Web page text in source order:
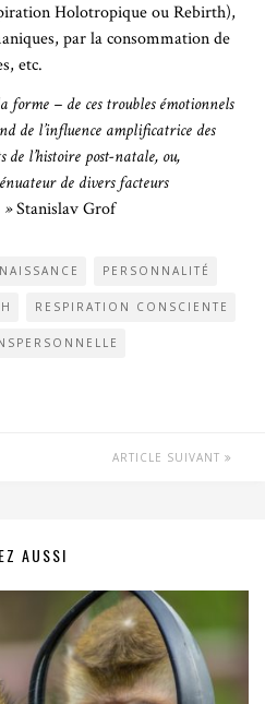
Holotropique ou Rebirth),
par la consommation de
etc.
– de ces troubles émotionnels
de l’influence amplificatrice des
de l’histoire post-natale, ou,
de divers facteurs
»Stanislav Grof
NAISSANCE PERSONNALITÉ
RESPIRATION CONSCIENTE
ARTICLE SUIVANT
AUSSI